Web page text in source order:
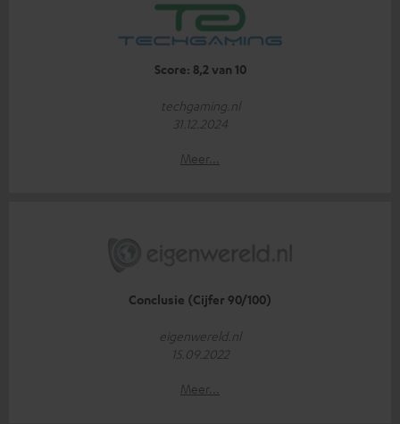
Score: 8,2 van 10
techgaming.nl
31.12.2024
Meer...
Conclusie (Cijfer 90/100)
eigenwereld.nl
15.09.2022
Meer...